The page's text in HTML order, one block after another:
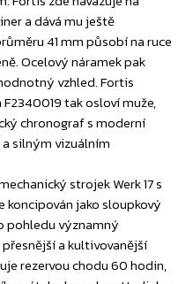
a dává mu ještě
41 mm působí na ruce
Ocelový náramek pak
vzhled. Fortis
tak osloví muže,
chronograf s moderní
silným vizuálním
strojek Werk 17 s
jako sloupkový
pohledu významný
a kultivovanější
rezervou chodu 60 hodin,